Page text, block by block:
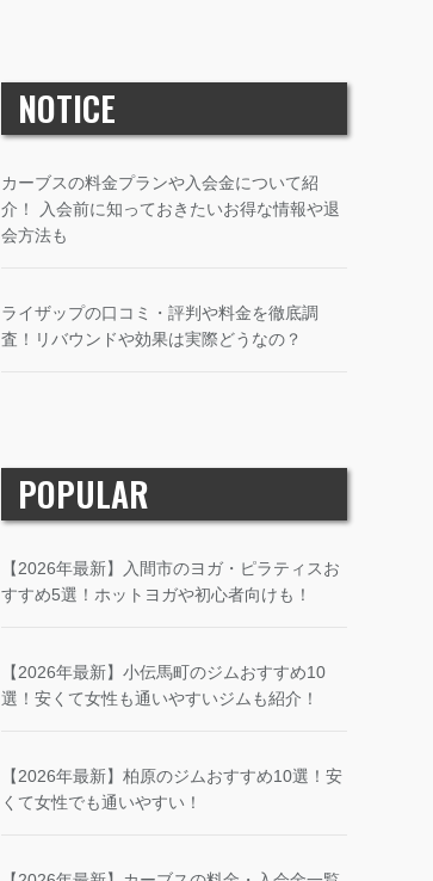
NOTICE
カーブスの料金プランや入会金について紹
介！ 入会前に知っておきたいお得な情報や退
会方法も
ライザップの口コミ・評判や料金を徹底調
査！リバウンドや効果は実際どうなの？
POPULAR
【2026年最新】入間市のヨガ・ピラティスお
すすめ5選！ホットヨガや初心者向けも！
【2026年最新】小伝馬町のジムおすすめ10
選！安くて女性も通いやすいジムも紹介！
【2026年最新】柏原のジムおすすめ10選！安
くて女性でも通いやすい！